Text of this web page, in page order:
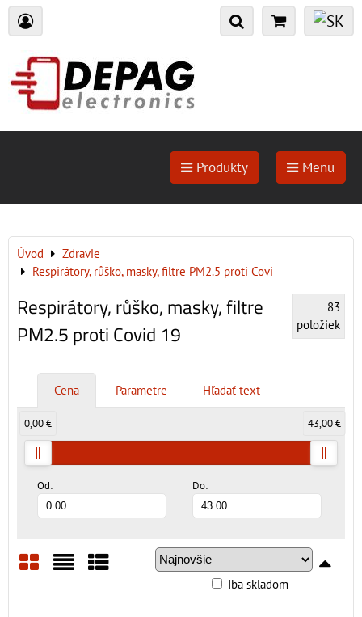
Produkty Menu
Úvod
Zdravie
Respirátory, růško, masky, filtre PM2.5 proti Covi
Respirátory, růško, masky, filtre
PM2.5 proti Covid 19
83
položiek
Cena Parametre Hľadať text
Od: Do:
0,00 € 43,00 €
Iba skladom